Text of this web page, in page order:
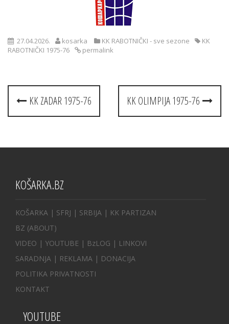
27.04.2026. kosarka KK RABOTNIČKI - sve sezone
KK
RABOTNIČKI 1975-76
permalink
Post
navigation
KK ZADAR 1975-76 KK OLIMPIJA 1975-76
KOŠARKA.BZ
KOŠARKA | SFRJ | SRBIJA | KK PARTIZAN
BZ (ABOUT)
VIDEO | YOUTUBE | BzLOG | LINKOVI
SARADNJA | REKLAMA | DONACIJA
POLITIKA PRIVATNOSTI
KONTAKT
YOUTUBE